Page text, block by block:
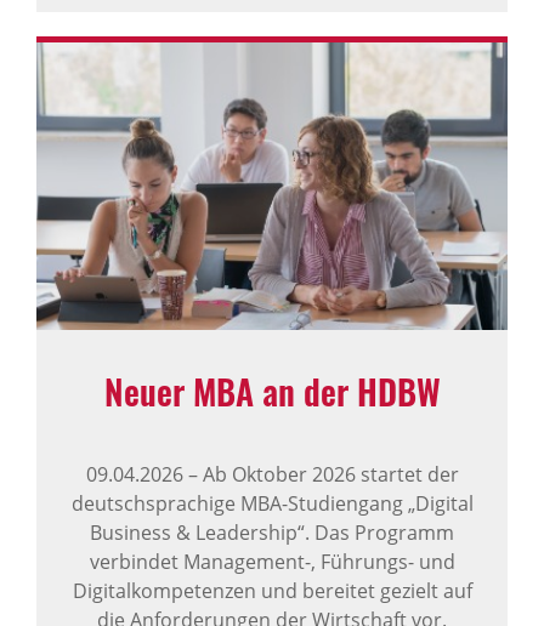
Neuer MBA an der HDBW
09.04.2026–Ab Oktober 2026 startet der
deutschsprachige MBA-Studiengang „Digital
Business & Leadership“. Das Programm
verbindet Management-, Führungs- und
Digitalkompetenzen und bereitet gezielt auf
die Anforderungen der Wirtschaft vor.